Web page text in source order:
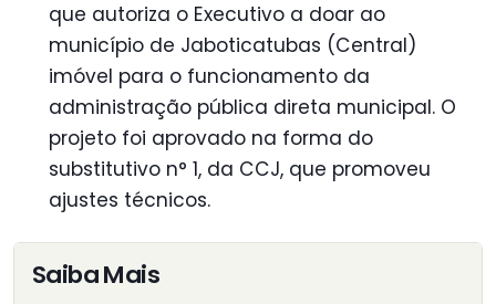
que autoriza o Executivo a doar ao
município de Jaboticatubas (Central)
imóvel para o funcionamento da
administração pública direta municipal. O
projeto foi aprovado na forma do
substitutivo n° 1, da CCJ, que promoveu
ajustes técnicos.
Saiba Mais